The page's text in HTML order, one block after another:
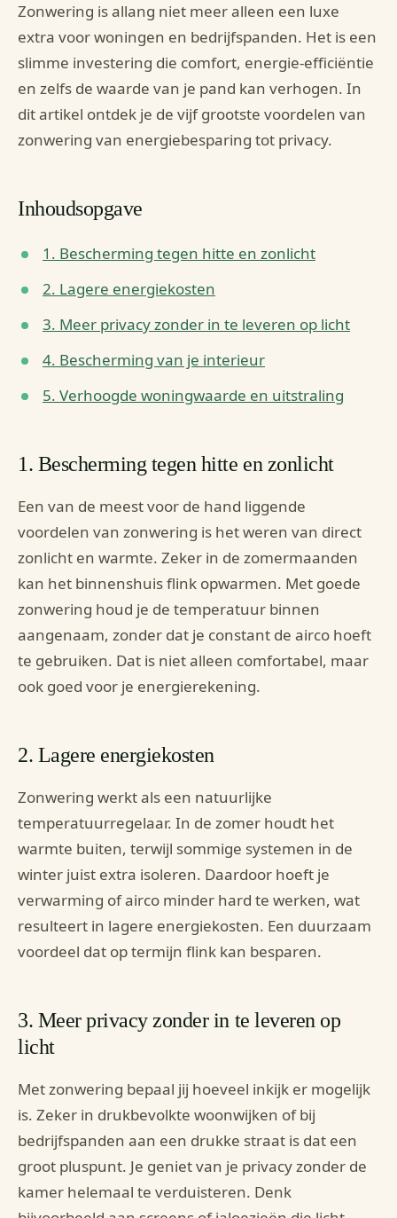
Zonwering is allang niet meer alleen een luxe
extra voor woningen en bedrijfspanden. Het is een
slimme investering die comfort, energie-efficiëntie
en zelfs de waarde van je pand kan verhogen. In
dit artikel ontdek je de vijf grootste voordelen van
zonwering van energiebesparing tot privacy.
Inhoudsopgave
1. Bescherming tegen hitte en zonlicht
2. Lagere energiekosten
3. Meer privacy zonder in te leveren op licht
4. Bescherming van je interieur
5. Verhoogde woningwaarde en uitstraling
1. Bescherming tegen hitte en zonlicht
Een van de meest voor de hand liggende
voordelen van zonwering is het weren van direct
zonlicht en warmte. Zeker in de zomermaanden
kan het binnenshuis flink opwarmen. Met goede
zonwering houd je de temperatuur binnen
aangenaam, zonder dat je constant de airco hoeft
te gebruiken. Dat is niet alleen comfortabel, maar
ook goed voor je energierekening.
2. Lagere energiekosten
Zonwering werkt als een natuurlijke
temperatuurregelaar. In de zomer houdt het
warmte buiten, terwijl sommige systemen in de
winter juist extra isoleren. Daardoor hoeft je
verwarming of airco minder hard te werken, wat
resulteert in lagere energiekosten. Een duurzaam
voordeel dat op termijn flink kan besparen.
3. Meer privacy zonder in te leveren op
licht
Met zonwering bepaal jij hoeveel inkijk er mogelijk
is. Zeker in drukbevolkte woonwijken of bij
bedrijfspanden aan een drukke straat is dat een
groot pluspunt. Je geniet van je privacy zonder de
kamer helemaal te verduisteren. Denk